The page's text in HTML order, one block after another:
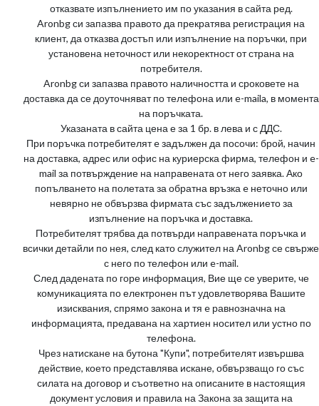
отказвате изпълнението им по указания в сайта ред.
Aronbg си запазва правото да прекратява регистрация на
клиент, да отказва достъп или изпълнение на поръчки, при
установена неточност или некоректност от страна на
потребителя.
Aronbg си запазва правото наличността и сроковете на
доставка да се доуточняват по телефона или e-maila, в момента
на поръчката.
Указаната в сайта цена е за 1 бр. в лева и с ДДС.
При поръчка потребителят e задължен да посочи: брой, начин
на доставка, адрес или офис на куриерска фирма, телефон и e-
mail за потвърждение на направената от него заявка. Ако
попълването на полетата за обратна връзка e неточно или
невярно не обвързва фирмата със задължението за
изпълнение на поръчка и доставка.
Потребителят трябва да потвърди направената поръчка и
всички детайли по нея, след като служител на Aronbg се свърже
с него по телефон или e-mail.
След дадената по горе информация, Вие ще се уверите, че
комуникацията по електронен път удовлетворява Вашите
изисквания, спрямо закона и тя e равнозначна на
информацията, предавана на хартиен носител или устно по
телефона.
Чрез натискане на бутона "Купи", потребителят извършва
действие, което представлява искане, обвързващо го със
силата на договор и съответно на описаните в настоящия
документ условия и правила на Закона за защита на